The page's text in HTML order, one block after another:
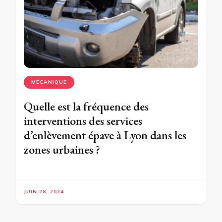
MECANIQUE
Quelle est la fréquence des
interventions des services
d’enlèvement épave à Lyon dans les
zones urbaines ?
JUIN 28, 2024